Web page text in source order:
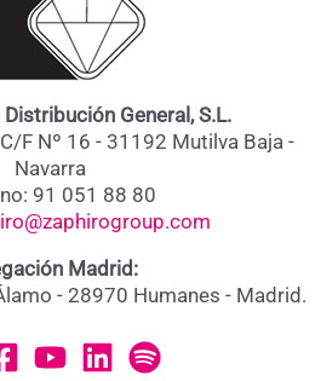
General, S.L.
F Nº 16 - 31192 Mutilva Baja -
Navarra
91 051 88 80
Madrid:
- 28970 Humanes - Madrid.